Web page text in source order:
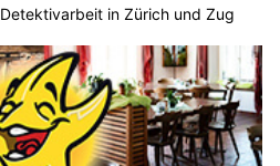
in Zürich und Zug